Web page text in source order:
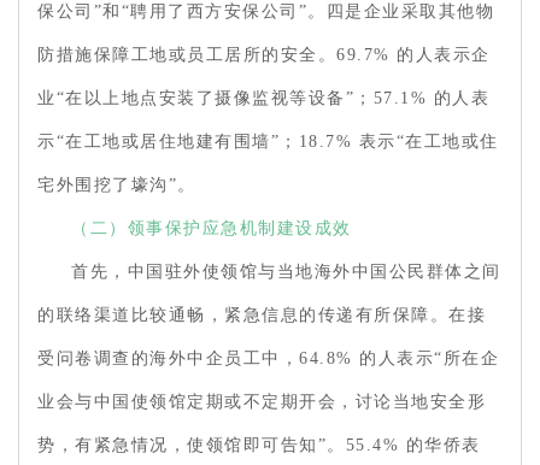
保公司”和“聘用了西方安保公司”。四是企业采取其他物
防措施保障工地或员工居所的安全。69.7% 的人表示企
业“在以上地点安装了摄像监视等设备”；57.1% 的人表
示“在工地或居住地建有围墙”；18.7% 表示“在工地或住
宅外围挖了壕沟”。
（二）领事保护应急机制建设成效
首先，中国驻外使领馆与当地海外中国公民群体之间
的联络渠道比较通畅，紧急信息的传递有所保障。在接
受问卷调查的海外中企员工中，64.8% 的人表示“所在企
业会与中国使领馆定期或不定期开会，讨论当地安全形
势，有紧急情况，使领馆即可告知”。55.4% 的华侨表